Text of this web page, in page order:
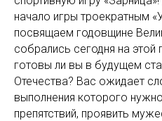
начало игры троекратным
посвящаем годовщине
собрались сегодня на этой
готовы ли вы в будущем
Отечества? Вас ожидает
выполнения которого
препятствий, проявить